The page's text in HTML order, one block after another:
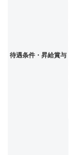
待遇条件・昇給賞与